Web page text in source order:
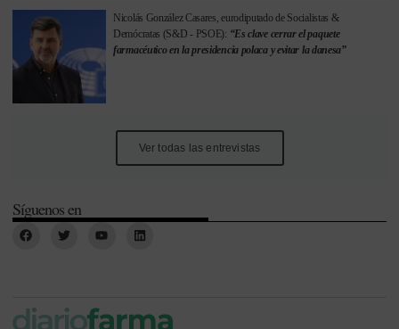
Nicolás González Casares, eurodiputado de Socialistas &
Demócratas (S&D - PSOE): “Es clave cerrar el paquete
farmacéutico en la presidencia polaca y evitar la danesa”
Ver todas las entrevistas
Síguenos en